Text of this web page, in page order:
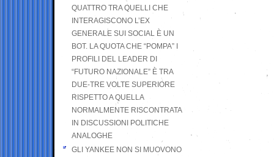
QUATTRO TRA QUELLI CHE
INTERAGISCONO L’EX
GENERALE SUI SOCIAL È UN
BOT. LA QUOTA CHE “POMPA” I
PROFILI DEL LEADER DI
“FUTURO NAZIONALE” È TRA
DUE-TRE VOLTE SUPERIORE
RISPETTO A QUELLA
NORMALMENTE RISCONTRATA
IN DISCUSSIONI POLITICHE
ANALOGHE
GLI YANKEE NON SI MUOVONO